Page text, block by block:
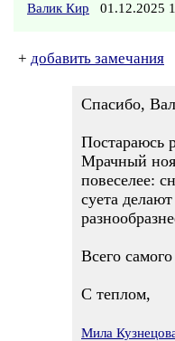
Валик Кир 01.12.2025
+ добавить замечания
Спасибо,
Постараюсь
Мрачный
повеселее:
суета
Всего
С теплом,
Мила